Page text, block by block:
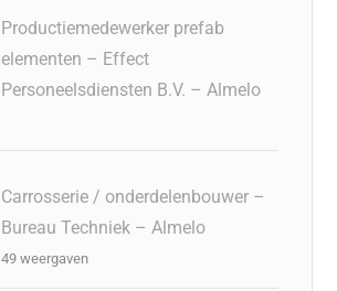
Productiemedewerker prefab
elementen – Effect
Personeelsdiensten B.V. – Almelo
Carrosserie / onderdelenbouwer –
Bureau Techniek – Almelo
49 weergaven